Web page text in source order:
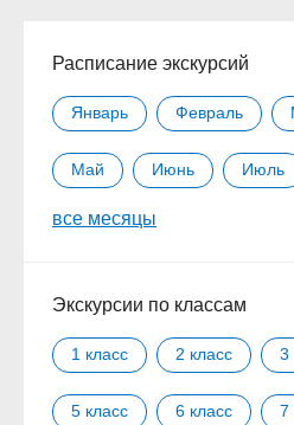
Расписание экскурсий
Январь Февраль
Май Июнь Июль
Сентябрь
все месяцы
Экскурсии по классам
1 класс 2 класс 3
5 класс 6 класс 7